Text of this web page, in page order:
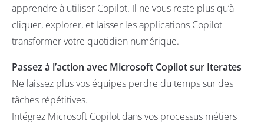
apprendre à utiliser Copilot. Il ne vous reste plus qu’à
cliquer, explorer, et laisser les applications Copilot
transformer votre quotidien numérique.
Passez à l’action avec Microsoft Copilot sur Iterates
Ne laissez plus vos équipes perdre du temps sur des
tâches répétitives.
Intégrez Microsoft Copilot dans vos processus métiers